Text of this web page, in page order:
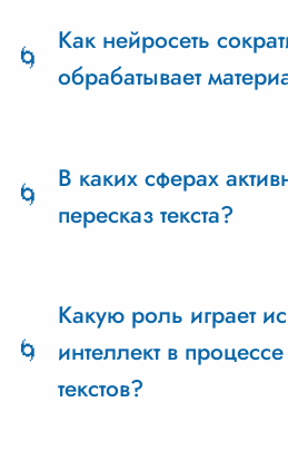
сохраняя основной смысл
лишних слов.
Как нейросеть
обрабатывает
моменты и удаляя
информацию, адаптируясь
пользователя.
В каких сферах
пересказ текста?
академической среде и
представления материала
Какую роль играет
интеллект в
текстов?